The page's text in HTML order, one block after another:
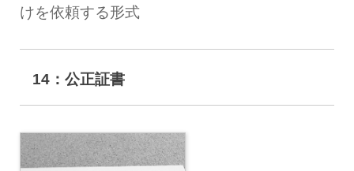
けを依頼する形式
14：公正証書